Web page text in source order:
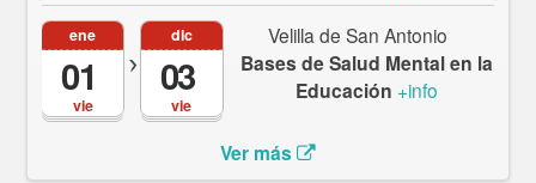
vie
ene
01
vie
dic
03
Velilla de San Antonio
Bases de Salud Mental en la
Educación +info
Ver más